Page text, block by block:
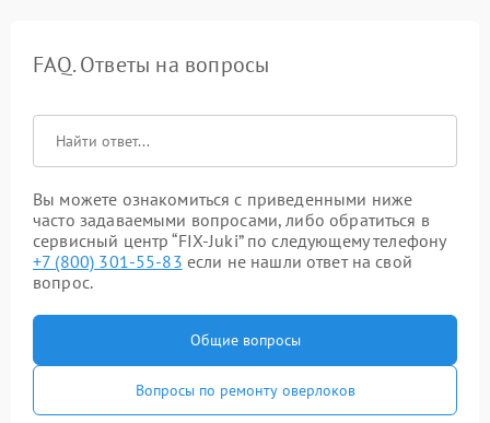
FAQ. Ответы на вопросы
Вы можете ознакомиться с приведенными ниже
часто задаваемыми вопросами, либо обратиться в
сервисный центр “FIX-Juki” по следующему телефону
+7 (800) 301-55-83 если не нашли ответ на свой
вопрос.
Общие вопросы
Вопросы по ремонту оверлоков